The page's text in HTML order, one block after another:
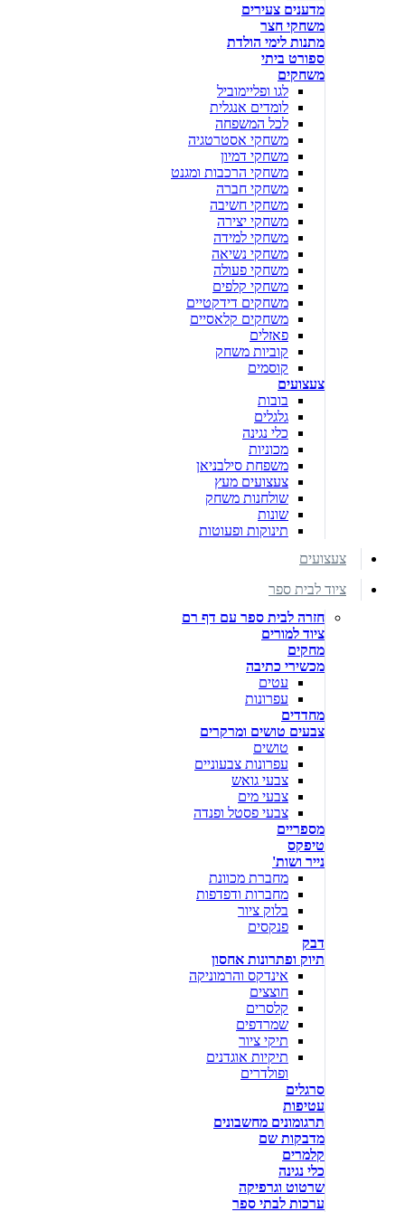
מדענים צעירים
משחקי חצר
מתנות לימי הולדת
ספורט ביתי
משחקים
לגו ופליימוביל
לומדים אנגלית
לכל המשפחה
משחקי אסטרטגיה
משחקי דמיון
משחקי הרכבות ומגנט
משחקי חברה
משחקי חשיבה
משחקי יצירה
משחקי למידה
משחקי נשיאה
משחקי פעולה
משחקי קלפים
משחקים דידקטיים
משחקים קלאסיים
פאזלים
קוביות משחק
קוסמים
צעצועים
בובות
גלגלים
כלי נגינה
מכוניות
משפחת סילבניאן
צעצועים מעץ
שולחנות משחק
שונות
תינוקות ופעוטות
צעצועים
ציוד לבית ספר
חזרה לבית ספר עם דף רם
ציוד למורים
מחקים
מכשירי כתיבה
עטים
עפרונות
מחדדים
צבעים טושים ומרקרים
טושים
עפרונות צבעוניים
צבעי גואש
צבעי מים
צבעי פסטל ופנדה
מספריים
טיפקס
נייר ושות'
מחברת מכוונת
מחברות ודפדפות
בלוק ציור
פנקסים
דבק
תיוק ופתרונות אחסון
אינדקס והרמוניקה
חוצצים
קלסרים
שמרדפים
תיקי ציור
תיקיות אוגדנים
ופולדרים
סרגלים
עטיפות
תרגומונים מחשבונים
מדבקות שם
קלמרים
כלי נגינה
שרטוט וגרפיקה
ערכות לבתי ספר